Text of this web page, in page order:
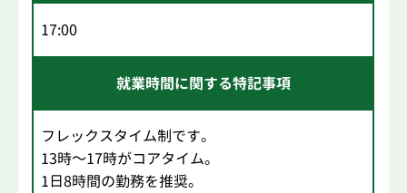
17:00
就業時間に関する特記事項
フレックスタイム制です。
13時～17時がコアタイム。
1日8時間の勤務を推奨。